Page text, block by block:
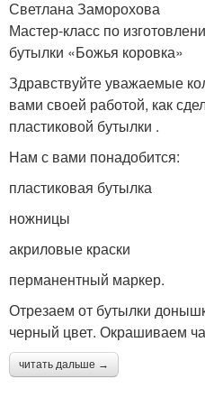
Светлана Заморохова
Мастер-класс по
бутылки «Божья коровка»
Здравствуйте уважаемые
вами своей работой, как
пластиковой бутылки .
Нам с вами понадобится:
пластиковая бутылка
ножницы
акриловые краски
перманентный маркер.
Отрезаем от бутылки
черный цвет. Окрашиваем
читать дальше →